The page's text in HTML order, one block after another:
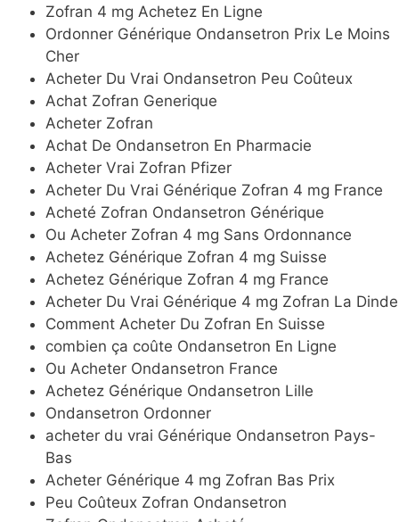
Zofran 4 mg Achetez En Ligne
Ordonner Générique Ondansetron Prix Le Moins
Cher
Acheter Du Vrai Ondansetron Peu Coûteux
Achat Zofran Generique
Acheter Zofran
Achat De Ondansetron En Pharmacie
Acheter Vrai Zofran Pfizer
Acheter Du Vrai Générique Zofran 4 mg France
Acheté Zofran Ondansetron Générique
Ou Acheter Zofran 4 mg Sans Ordonnance
Achetez Générique Zofran 4 mg Suisse
Achetez Générique Zofran 4 mg France
Acheter Du Vrai Générique 4 mg Zofran La Dinde
Comment Acheter Du Zofran En Suisse
combien ça coûte Ondansetron En Ligne
Ou Acheter Ondansetron France
Achetez Générique Ondansetron Lille
Ondansetron Ordonner
acheter du vrai Générique Ondansetron Pays-
Bas
Acheter Générique 4 mg Zofran Bas Prix
Peu Coûteux Zofran Ondansetron